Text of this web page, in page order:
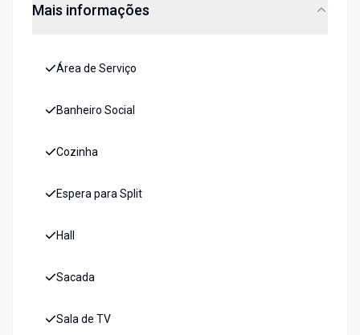
Mais informações
Área de Serviço
Banheiro Social
Cozinha
Espera para Split
Hall
Sacada
Sala de TV